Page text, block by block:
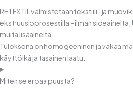
RETEXTIL valmistetaan tekstiili- ja
ekstruusioprosessilla – ilman
muita lisäaineita.
Tuloksena on homogeeninen ja vakaa
käyttöikä ja tasainen laatu.
Miten se eroaa puusta?